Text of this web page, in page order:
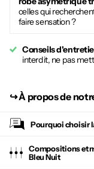
celles qui
faire sensation ?
Conseils
interdit, ne pas
↪︎À propos de
Pourquoi choisir
Compositions et
Bleu Nuit